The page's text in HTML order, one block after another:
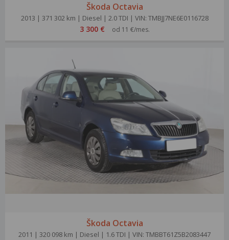
Škoda Octavia
2013 | 371 302 km | Diesel | 2.0 TDI | VIN: TMBJJ7NE6E0116728
3 300 € od 11 €/mes.
Škoda Octavia
2011 | 320 098 km | Diesel | 1.6 TDI | VIN: TMBBT61Z5B2083447